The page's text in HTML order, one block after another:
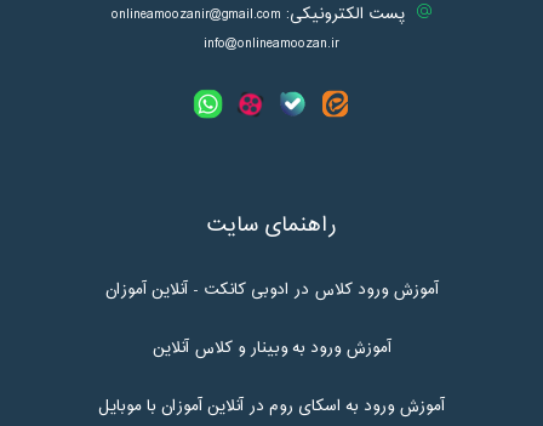
پست الکترونیکی: onlineamoozanir@gmail.com
info@onlineamoozan.ir
راهنمای سایت
آموزش ورود کلاس در ادوبی کانکت - آنلاین آموزان
آموزش ورود به وبینار و کلاس آنلاین
آموزش ورود به اسکای روم در آنلاین آموزان با موبایل